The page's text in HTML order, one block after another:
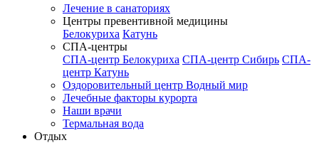
Лечение в санаториях
Центры превентивной медицины
Белокуриха Катунь
СПА-центры
СПА-центр Белокуриха СПА-центр Сибирь СПА-
центр Катунь
Оздоровительный центр Водный мир
Лечебные факторы курорта
Наши врачи
Термальная вода
Отдых